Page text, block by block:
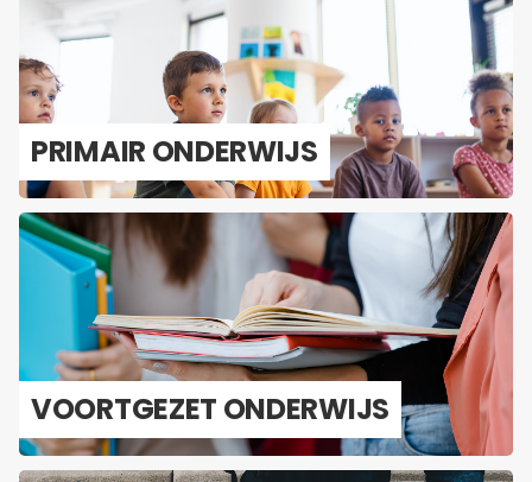
PRI­MAIR ON­DER­WIJS
VOORT­GE­ZET ON­DER­WIJS